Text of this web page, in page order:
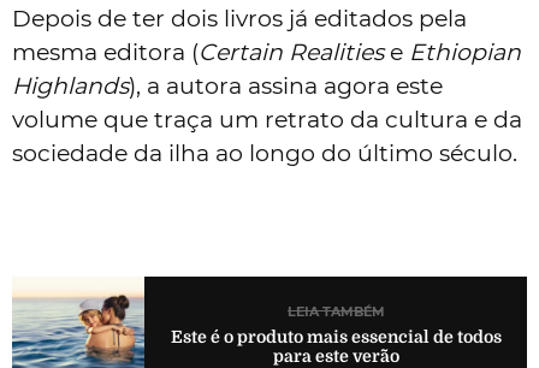
Depois de ter dois livros já editados pela
mesma editora (Certain Realitiese Ethiopian
Highlands), a autora assina agora este
volume que traça um retrato da cultura e da
sociedade da ilha ao longo do último século.
LEIA TAMBÉM
Este é o produto mais essencial de todos
para este verão